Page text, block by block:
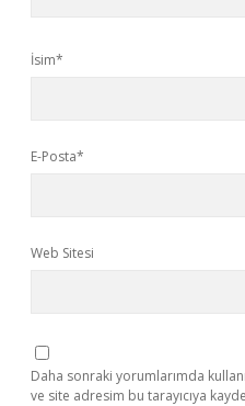
İsim*
E-Posta*
Web Sitesi
Daha sonraki yorumlarımda
ve site adresim bu tarayıcıya